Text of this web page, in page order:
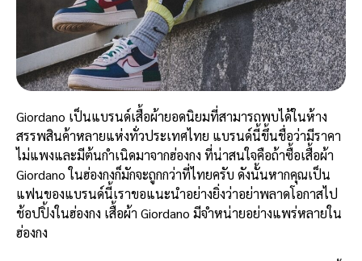
Giordano เป็นแบรนด์เสื้อผ้ายอดนิยมที่สามารถพบได้ในห้าง
สรรพสินค้าหลายแห่งทั่วประเทศไทย แบรนด์นี้ขึ้นชื่อว่ามีราคา
ไม่แพงและมีต้นกำเนิดมาจากฮ่องกง ที่น่าสนใจคือถ้าซื้อเสื้อผ้า
Giordano ในฮ่องกงก็มักจะถูกกว่าที่ไทยครับ ดังนั้นหากคุณเป็น
แฟนของแบรนด์นี้เราขอแนะนำอย่างยิ่งว่าอย่าพลาดโอกาสไป
ช้อปปิ้งในฮ่องกง เสื้อผ้า Giordano มีจำหน่ายอย่างแพร่หลายใน
ฮ่องกง